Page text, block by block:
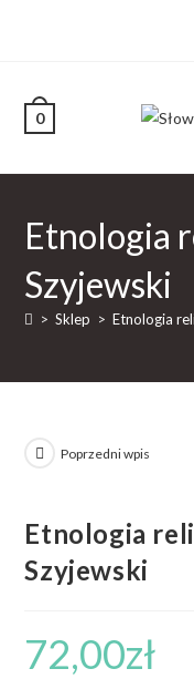
0
Etnologia
Szyjewski
> Sklep > Etnologia
Poprzedni wpis
Etnologia
Szyjewski
72,00zł